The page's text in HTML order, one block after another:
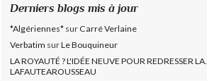
Derniers blogs mis à jour
*Algériennes* surCarré Verlaine
Verbatim surLe Bouquineur
LA ROYAUTÉ ? L'IDÉE NEUVE POUR REDRESSER LA...
LAFAUTEAROUSSEAU